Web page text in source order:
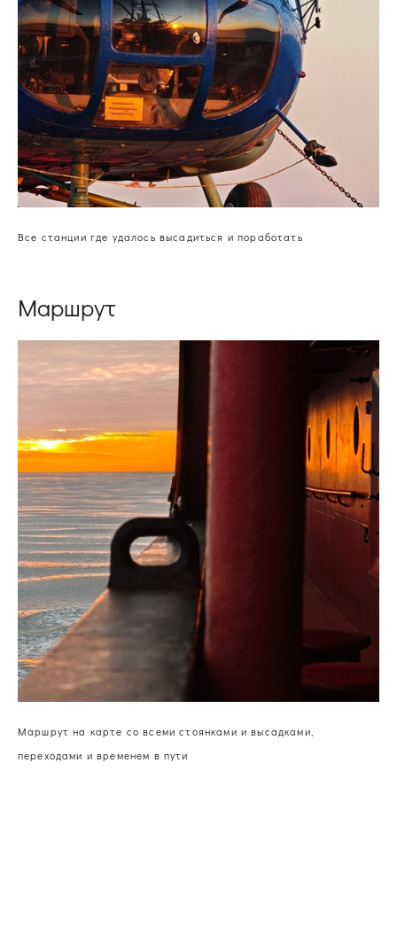
Все станции где удалось высадиться и поработать
Маршрут
Маршрут на карте со всеми стоянками и высадками,
переходами и временем в пути